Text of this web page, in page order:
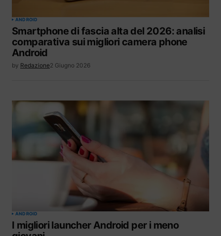
ANDROID
Smartphone di fascia alta del 2026: analisi
comparativa sui migliori camera phone
Android
by Redazione2 Giugno 2026
ANDROID
I migliori launcher Android per i meno